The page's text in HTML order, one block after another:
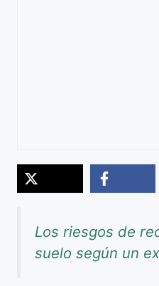
Los riesgos de
suelo según un